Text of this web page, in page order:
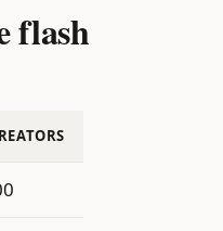
flash